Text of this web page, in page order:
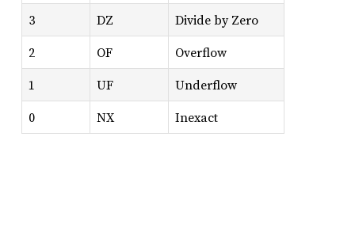
3
DZ
Divide by Zero
2
OF
Overflow
1
UF
Underflow
0
NX Inexact